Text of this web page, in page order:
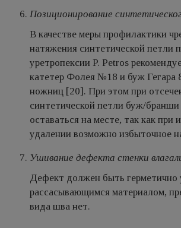
Позиционирование
В качестве меры профилактики
натяжения синтетической петли
уретропексии P. Petros
катетер Фолея №18 и буж Гегара
ножниц [20]. При этом при
синтетической петли буж/
оставаться на месте, так как при
удалении возможно избыточное
Ушивание дефекта стенки
Дефект должен быть герметично
рассасывающимся материалом,
вида шва нет.